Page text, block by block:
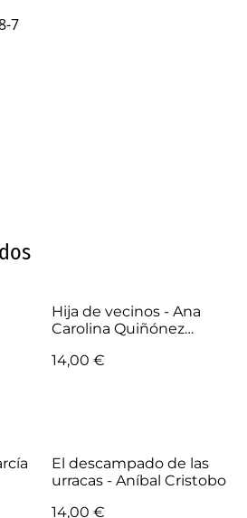
7
Hija de vecinos - Ana
Carolina Quiñónez
14,00 €
El descampado de las
urracas - Aníbal Cristobo
14,00 €